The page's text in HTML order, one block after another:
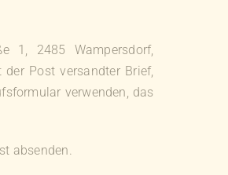
1, 2485 Wampersdorf,
Post versandter Brief,
verwenden, das
absenden.